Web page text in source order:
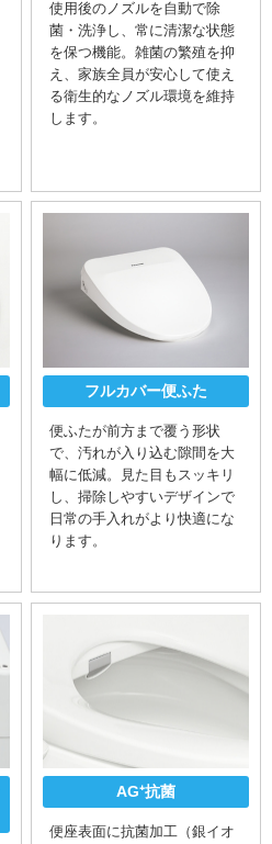
使用後のノズルを自動で除
菌・洗浄し、常に清潔な状態
を保つ機能。雑菌の繁殖を抑
え、家族全員が安心して使え
る衛生的なノズル環境を維持
します。
フルカバー便ふた
便ふたが前方まで覆う形状
で、汚れが入り込む隙間を大
幅に低減。見た目もスッキリ
し、掃除しやすいデザインで
日常の手入れがより快適にな
ります。
AG⁺抗菌
便座表面に抗菌加工（銀イオ